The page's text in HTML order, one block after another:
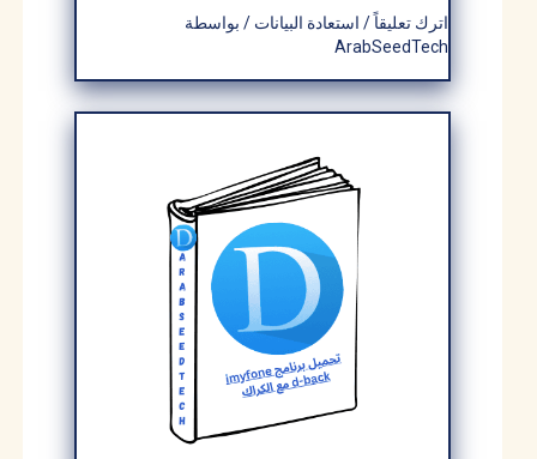
اترك تعليقاً/ استعادة البيانات/ بواسطة
ArabSeedTech